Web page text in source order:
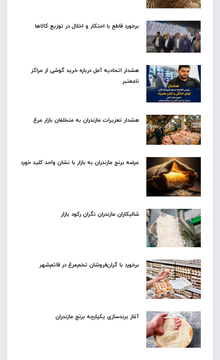
برخورد قاطع با احتکار و اخلال در توزیع کالاها
هشدار اتحادیه آمل درباره خرید گوشی از مراکز
نامعتبر
هشدار تعزیرات مازندران به متخلفان بازار مرغ
عرضه برنج مازندران به بازار با نشان واحد کلید خورد
شالیکاران مازندران نگران رکود بازار
برخورد با گران‌فروشان تخم‌مرغ در قائم‌شهر
آغاز برندسازی یکپارچه برنج مازندران